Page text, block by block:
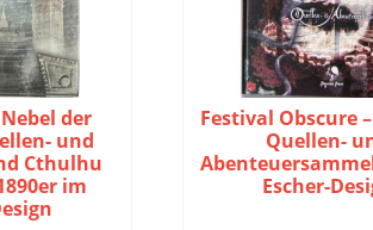
der
und
Cthulhu
im
Festival Obscure
Quellen-
Escher-